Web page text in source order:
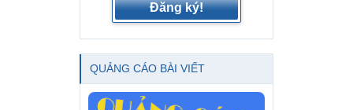
Đăng ký!
QUẢNG CÁO BÀI VIẾT